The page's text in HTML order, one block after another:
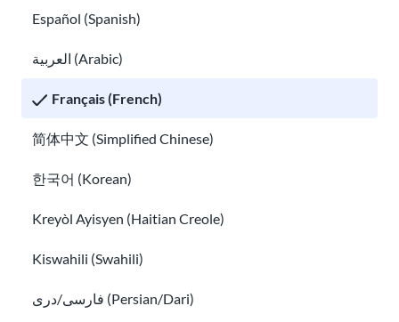
Español (Spanish)
العربية (Arabic)
Français (French)
简体中文 (Simplified Chinese)
한국어 (Korean)
Kreyòl Ayisyen (Haitian Creole)
Kiswahili (Swahili)
فارسی/دری (Persian/Dari)
Guide sur l’immigration
Guide de l'entretien et du test de naturalisation de
Guide de l'entretien et du test de